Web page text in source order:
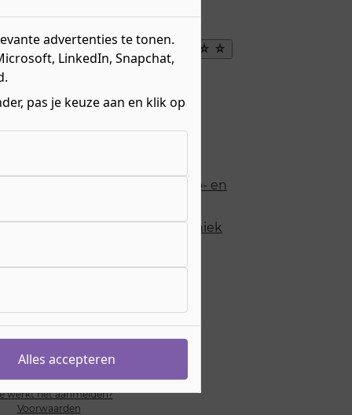
Maak
favoriet
3 - Vak
overniveau 3
BOL
deBBL variant
Elektro- en
Werktuigbouw & Elektrotechniek
begint op
98
werkt het aanmelden?
Voorwaarden
advertenties te tonen.
LinkedIn, Snapchat,
pas je keuze aan en klik op
Alles accepteren